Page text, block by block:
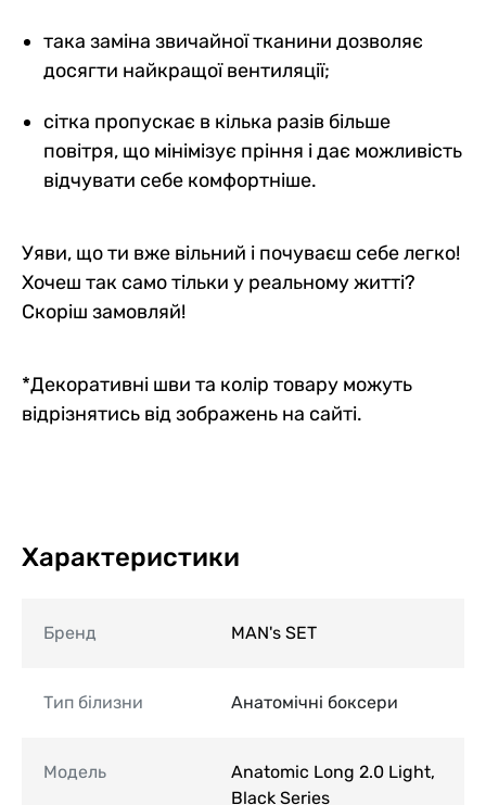
така заміна звичайної тканини дозволяє
досягти найкращої вентиляції;
сітка пропускає в кілька разів більше
повітря, що мінімізує пріння і дає можливість
відчувати себе комфортніше.
Уяви, що ти вже вільний і почуваєш себе легко!
Хочеш так само тільки у реальному житті?
Скоріш замовляй!
*Декоративні шви та колір товару можуть
відрізнятись від зображень на сайті.
Характеристики
Бренд MAN's SET
Тип білизни Анатомічні боксери
Модель
Anatomic Long 2.0 Light,
Black Series